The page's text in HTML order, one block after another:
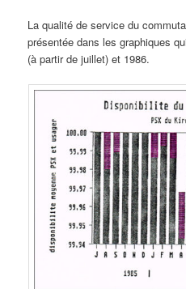
La qualité de service du
présentée dans les graphiques
(à partir de juillet) et 1986.